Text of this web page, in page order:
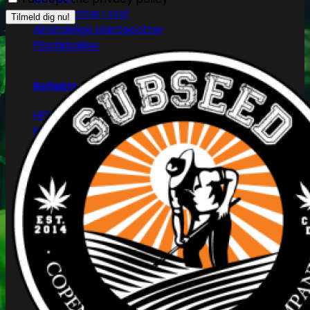
Plantepotter i stof
Almindelige plantepotter
Plastikbakker
Reflektorer & tilbehør
HPS/MH/CFL
Refleksivt mylar/folie
Forspiring og plantestart
Root!t
Root Riot
Jiffy disks
Eazy Plugs
Grodan
Efterbehandling